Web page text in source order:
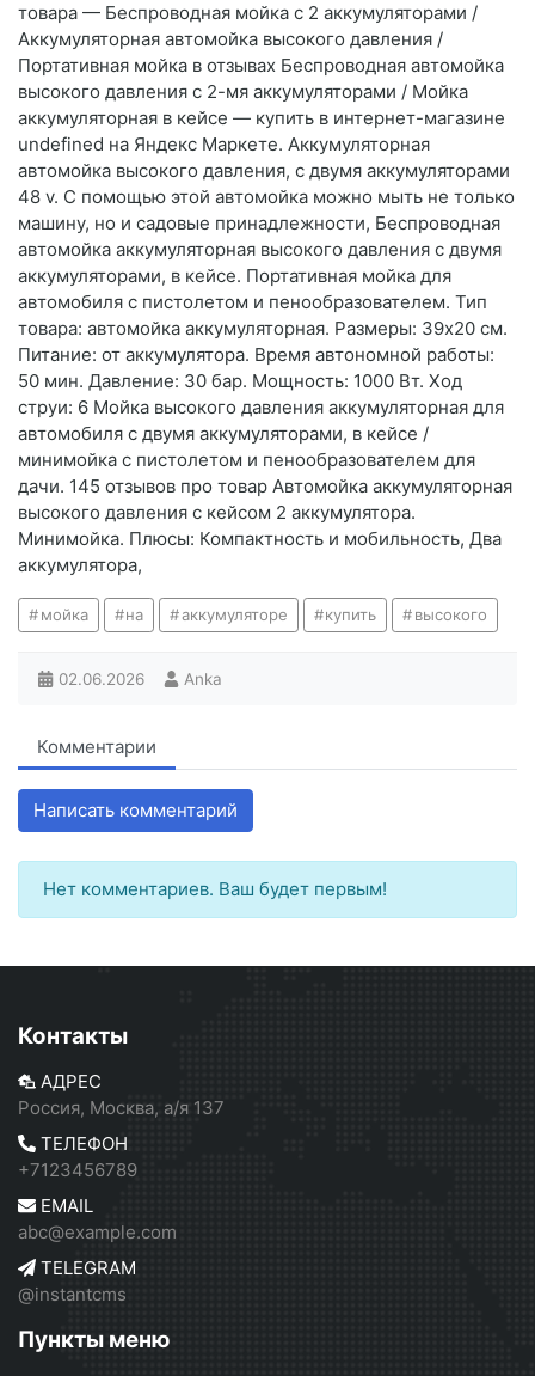
товара — Беспроводная мойка с 2 аккумуляторами /
Аккумуляторная автомойка высокого давления /
Портативная мойка в отзывах Беспроводная автомойка
высокого давления с 2-мя аккумуляторами / Мойка
аккумуляторная в кейсе — купить в интернет-магазине
undefined на Яндекс Маркете. Аккумуляторная
автомойка высокого давления, с двумя аккумуляторами
48 v. С помощью этой автомойка можно мыть не только
машину, но и садовые принадлежности, Беспроводная
автомойка аккумуляторная высокого давления с двумя
аккумуляторами, в кейсе. Портативная мойка для
автомобиля с пистолетом и пенообразователем. Тип
товара: автомойка аккумуляторная. Размеры: 39х20 см.
Питание: от аккумулятора. Время автономной работы:
50 мин. Давление: 30 бар. Мощность: 1000 Вт. Ход
струи: 6 Мойка высокого давления аккумуляторная для
автомобиля с двумя аккумуляторами, в кейсе /
минимойка с пистолетом и пенообразователем для
дачи. 145 отзывов про товар Автомойка аккумуляторная
высокого давления с кейсом 2 аккумулятора.
Минимойка. Плюсы: Компактность и мобильность, Два
аккумулятора,
мойка на аккумуляторе купить высокого
02.06.2026 Anka
Комментарии
Написать комментарий
Нет комментариев. Ваш будет первым!
Контакты
АДРЕС
Россия, Москва, а/я 137
ТЕЛЕФОН
+7123456789
EMAIL
abc@example.com
TELEGRAM
@instantcms
Пункты меню